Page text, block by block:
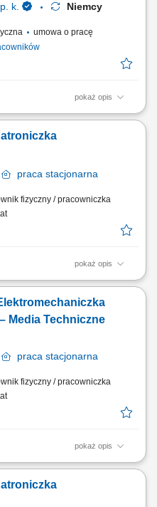
k. Niemcy
umowa o pracę
pokaż opis
prace przy linii produkcyjnej
oraz układanie produktów
produkcji poprzez prace
gotowych wyrobów. Dbanie
praca stacjonarna
fizyczny / pracowniczka
pokaż opis
ciągłej sprawności i
urządzeń, instalacji i
koniecznych napraw,
regularnych kontroli
Media Techniczne
praca stacjonarna
fizyczny / pracowniczka
pokaż opis
urządzeń i instalacji w
napraw, przeglądów oraz
kontrolno-pomiarowych.
w tym systemów HVAC,